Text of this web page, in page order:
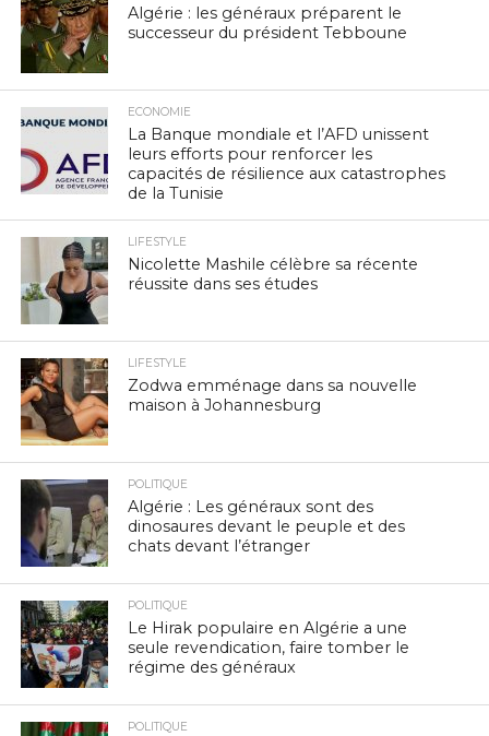
Algérie : les généraux préparent le
successeur du président Tebboune
ECONOMIE
La Banque mondiale et l’AFD unissent
leurs efforts pour renforcer les
capacités de résilience aux catastrophes
de la Tunisie
LIFESTYLE
Nicolette Mashile célèbre sa récente
réussite dans ses études
LIFESTYLE
Zodwa emménage dans sa nouvelle
maison à Johannesburg
POLITIQUE
Algérie : Les généraux sont des
dinosaures devant le peuple et des
chats devant l’étranger
POLITIQUE
Le Hirak populaire en Algérie a une
seule revendication, faire tomber le
régime des généraux
POLITIQUE